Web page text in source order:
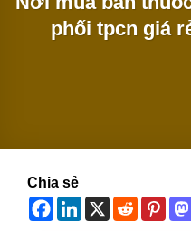
phối tpcn giá
Chia sẻ